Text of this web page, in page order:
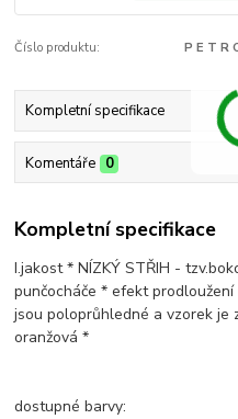
Číslo produktu: P E T R
Kompletní specifikace
Komentáře 0
Kompletní specifikace
I.jakost * NÍZKÝ STŘIH -
punčocháče * efekt
jsou poloprůhledné a vzorek je
oranžová *
dostupné barvy: